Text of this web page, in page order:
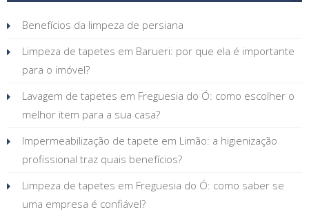
Benefícios da limpeza de persiana
Limpeza de tapetes em Barueri: por que ela é importante
para o imóvel?
Lavagem de tapetes em Freguesia do Ó: como escolher o
melhor item para a sua casa?
Impermeabilização de tapete em Limão: a higienização
profissional traz quais benefícios?
Limpeza de tapetes em Freguesia do Ó: como saber se
uma empresa é confiável?